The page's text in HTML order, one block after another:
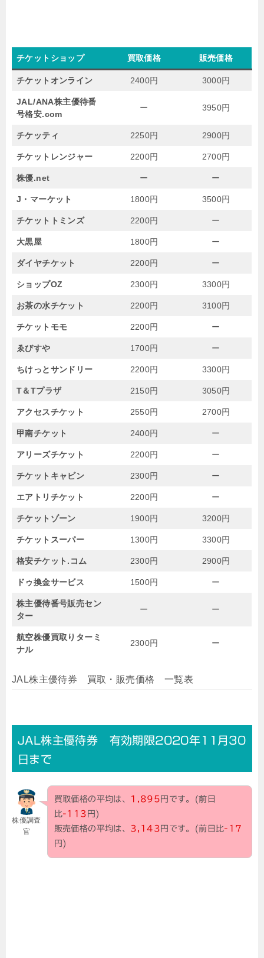
チケットショップ 買取価格 販売価格
チケットオンライン 2400円 3000円
JAL/ANA株主優待番
号格安.com
ー 3950円
チケッティ 2250円 2900円
チケットレンジャー 2200円 2700円
株優.net ー ー
J・マーケット 1800円 3500円
チケットトミンズ 2200円 ー
大黒屋 1800円 ー
ダイヤチケット 2200円 ー
ショップOZ 2300円 3300円
お茶の水チケット 2200円 3100円
チケットモモ 2200円 ー
ゑびすや 1700円 ー
ちけっとサンドリー 2200円 3300円
T＆Tプラザ 2150円 3050円
アクセスチケット 2550円 2700円
甲南チケット 2400円 ー
アリーズチケット 2200円 ー
チケットキャビン 2300円 ー
エアトリチケット 2200円 ー
チケットゾーン 1900円 3200円
チケットスーパー 1300円 3300円
格安チケット.コム 2300円 2900円
ドゥ換金サービス 1500円 ー
株主優待番号販売セン
ター
ー ー
航空株優買取りターミ
ナル
2300円 ー
JAL株主優待券 買取・販売価格 一覧表
JAL株主優待券 有効期限2020年11月30
日まで
株優調査
官
買取価格の平均は、 1,895 円です。(前日
比-113 円)
販売価格の平均は、 3,143 円です。(前日比-17
円)